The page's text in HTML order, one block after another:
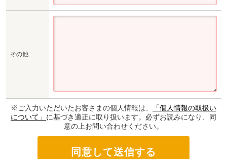
その他
※ご入力いただいたお客さまの個人情報は、
「個人情報の取扱い
について」 に基づき適正に取り扱います。必ずお読みになり、同
意の上お問い合わせください。